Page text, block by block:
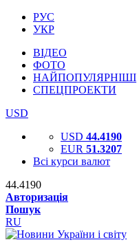
РУС
УКР
ВІДЕО
ФОТО
НАЙПОПУЛЯРНІШІ
СПЕЦПРОЕКТИ
USD
USD 44.4190
EUR 51.3207
Всі курси валют
44.4190
Авторизація
Пошук
RU